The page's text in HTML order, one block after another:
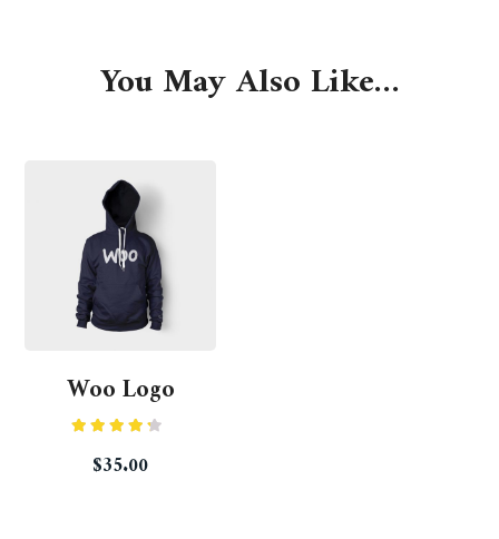
You May Also Like…
Woo Logo
4.00 out
of 5
$35.00